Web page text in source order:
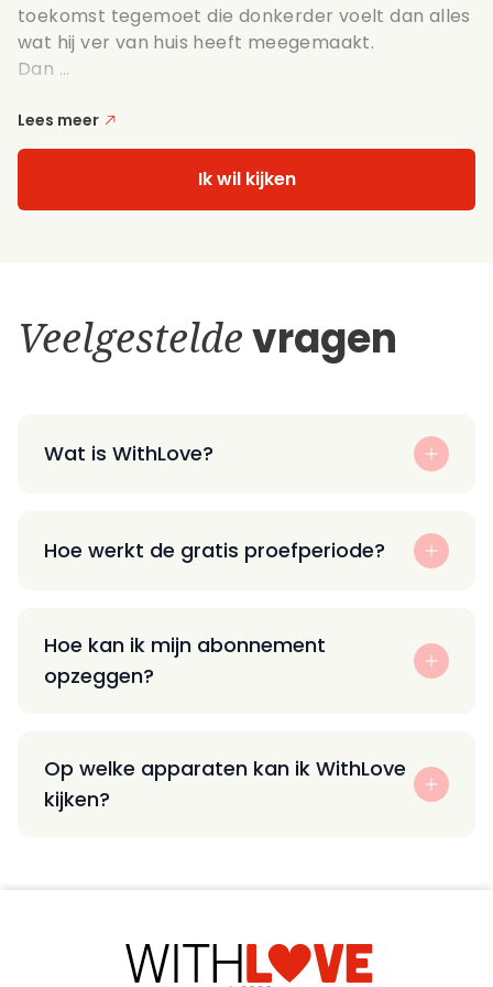
toekomst tegemoet die donkerder voelt dan alles
wat hij ver van huis heeft meegemaakt.
Dan ...
Lees meer
Ik wil kijken
Veelgesteldevragen
Wat is WithLove?
Hoe werkt de gratis proefperiode?
Hoe kan ik mijn abonnement
opzeggen?
Op welke apparaten kan ik WithLove
kijken?